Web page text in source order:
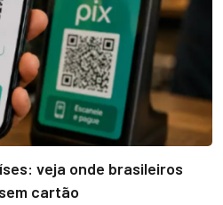
veja onde brasileiros
cartão